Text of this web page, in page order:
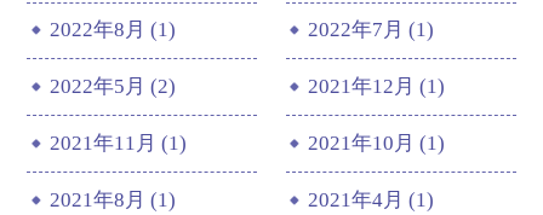
2022年8月 (1) 2022年7月 (1)
2022年5月 (2) 2021年12月 (1)
2021年11月 (1) 2021年10月 (1)
2021年8月 (1) 2021年4月 (1)